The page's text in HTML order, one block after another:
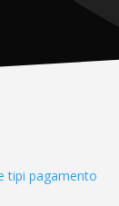
tipi pagamento